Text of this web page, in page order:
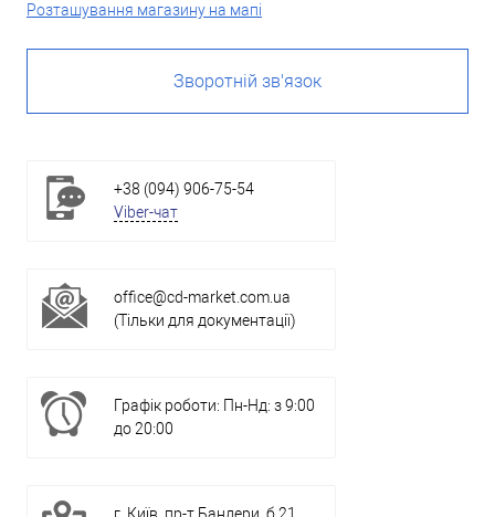
Розташування магазину на мапі
Зворотній зв'язок
+38 (094) 906-75-54
Viber-чат
office@cd-market.com.ua
(Тільки для документації)
Графік роботи: Пн-Нд: з 9:00
до 20:00